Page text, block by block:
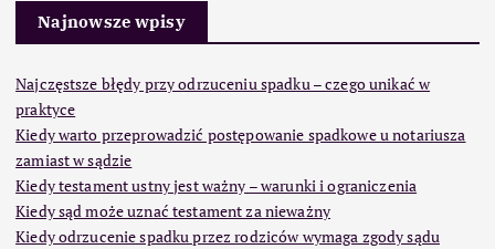
Najnowsze wpisy
Najczęstsze błędy przy odrzuceniu spadku – czego unikać w
praktyce
Kiedy warto przeprowadzić postępowanie spadkowe u notariusza
zamiast w sądzie
Kiedy testament ustny jest ważny – warunki i ograniczenia
Kiedy sąd może uznać testament za nieważny
Kiedy odrzucenie spadku przez rodziców wymaga zgody sądu